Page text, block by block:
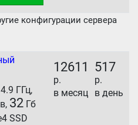
конфигурации сервера
ГГц,
32 Гб
SSD
12611
р.
в месяц
517
р.
в день